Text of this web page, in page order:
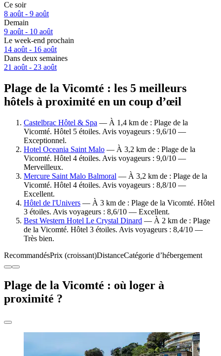
Ce soir
8 août - 9 août
Demain
9 août - 10 août
Le week-end prochain
14 août - 16 août
Dans deux semaines
21 août - 23 août
Plage de la Vicomté : les 5 meilleurs
hôtels à proximité en un coup d’œil
Castelbrac Hôtel & Spa — À 1,4 km de : Plage de la
Vicomté. Hôtel 5 étoiles. Avis voyageurs : 9,6/10 —
Exceptionnel.
Hotel Oceania Saint Malo — À 3,2 km de : Plage de la
Vicomté. Hôtel 4 étoiles. Avis voyageurs : 9,0/10 —
Merveilleux.
Mercure Saint Malo Balmoral — À 3,2 km de : Plage de la
Vicomté. Hôtel 4 étoiles. Avis voyageurs : 8,8/10 —
Excellent.
Hôtel de l'Univers — À 3 km de : Plage de la Vicomté. Hôtel
3 étoiles. Avis voyageurs : 8,6/10 — Excellent.
Best Western Hotel Le Crystal Dinard — À 2 km de : Plage
de la Vicomté. Hôtel 3 étoiles. Avis voyageurs : 8,4/10 —
Très bien.
RecommandésPrix (croissant)DistanceCatégorie d’hébergement
Plage de la Vicomté : où loger à
proximité ?